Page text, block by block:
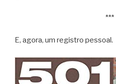
***
E, agora, um registro pessoal.